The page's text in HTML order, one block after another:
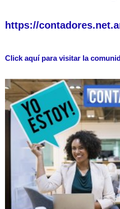
https://
Click aquí para visitar la